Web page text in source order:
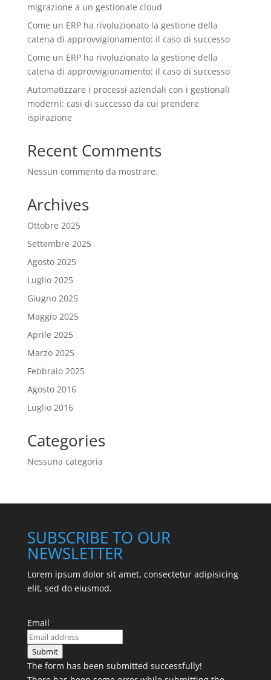
migrazione a un gestionale cloud
Come un ERP ha rivoluzionato la gestione della
catena di approvvigionamento: il caso di successo
Come un ERP ha rivoluzionato la gestione della
catena di approvvigionamento: il caso di successo
Automatizzare i processi aziendali con i gestionali
moderni: casi di successo da cui prendere
ispirazione
Recent Comments
Nessun commento da mostrare.
Archives
Ottobre 2025
Settembre 2025
Agosto 2025
Luglio 2025
Giugno 2025
Maggio 2025
Aprile 2025
Marzo 2025
Febbraio 2025
Agosto 2016
Luglio 2016
Categories
Nessuna categoria
SUBSCRIBE TO OUR
NEWSLETTER
Lorem ipsum dolor sit amet, consectetur adipisicing
elit, sed do eiusmod.
Email
Submit
The form has been submitted successfully!